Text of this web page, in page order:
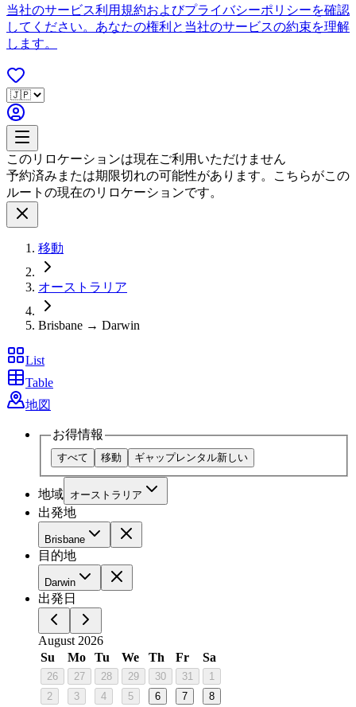
当社のサービス利用規約およびプライバシーポリシーを確認
してください。あなたの権利と当社のサービスの約束を理解
します。
このリロケーションは現在ご利用いただけません
予約済みまたは期限切れの可能性があります。こちらがこの
ルートの現在のリロケーションです。
移動
オーストラリア
Brisbane → Darwin
List
Table
地図
お得情報
すべて 移動 ギャップレンタル新しい
地域 オーストラリア
出発地
Brisbane
目的地
Darwin
出発日
August 2026
Su
Mo Tu We Th Fr Sa
26 27 28 29 30 31
1
2
3 4 5 6 7
8